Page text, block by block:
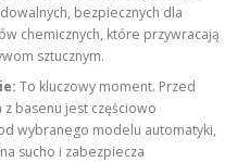
bezpiecznych dla
chemicznych, które przywracają
sztucznym.
To kluczowy moment. Przed
basenu jest częściowo
wybranego modelu automatyki,
sucho i zabezpiecza